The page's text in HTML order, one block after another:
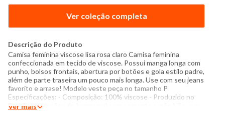
Ver coleção completa
Descrição do Produto
Camisa feminina viscose lisa rosa claro Camisa feminina
confeccionada em tecido de viscose. Possui manga longa com
punho, bolsos frontais, abertura por botões e gola estilo padre,
além de parte traseira um pouco mais longa. Use com seu jeans
favorito e arrase! Modelo veste peça no tamanho P
Especificações: - Composição: 100% viscose - Produzido no
Brasil - Instruções de lavagem: Lavar somente a mão Não usar
Ver mais